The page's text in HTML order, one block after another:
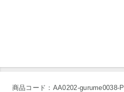
商品コード：AA0202-gurume0038-P